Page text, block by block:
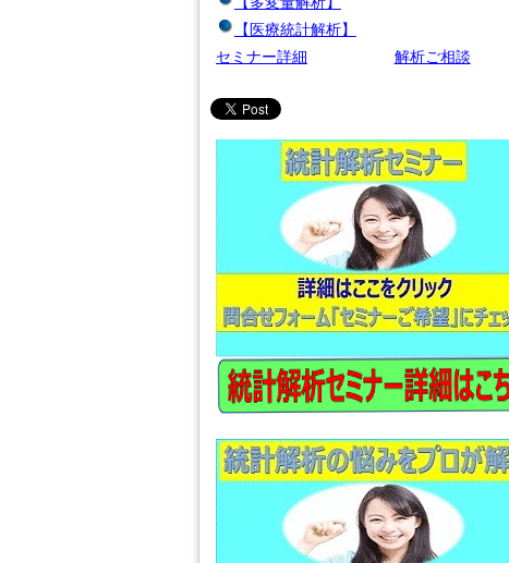
【医療統計解析】
セミナー詳細
解析ご相談